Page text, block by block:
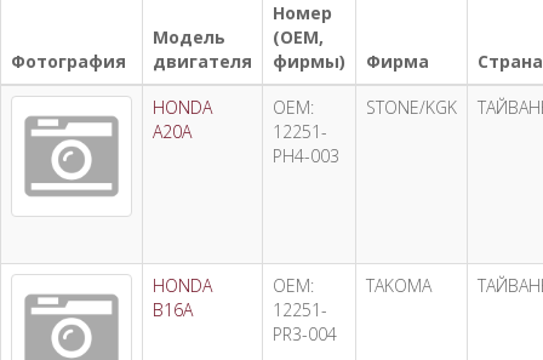
Фотография
Модель
двигателя
Номер
(OEM,
фирмы)
Фирма Страна
HONDA
A20A
OEM:
12251-
PH4-003
STONE/KGK
HONDA
B16A
OEM:
12251-
PR3-004
TAKOMA